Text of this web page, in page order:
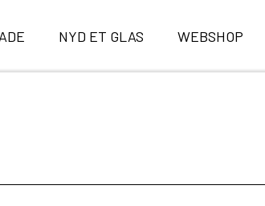
NYD ET GLAS WEBSHOP